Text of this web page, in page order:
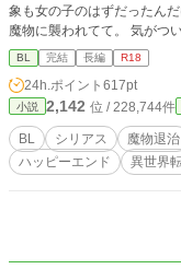
象も女の子のはずだったんだけど。 気がついたら異世界にいて
魔物に襲われてて。 気がつ
ら溺愛されて…ました？ 俺、杉原瑛、１７歳。 結局、俺も、その王子サマを大
好きになってしまったので
いと思います。 ＊＊＊＊＊＊＊＊＊＊ ＊Ｒ１８表現は予告なく入ります。 ＊ム
ーンライトノベルズさんで
BL 完結 長編 R18
24h.ポイント 617pt
小説 2,142 位 / 228,744件
BL シリアス 魔物退治
ハッピーエンド
異世界